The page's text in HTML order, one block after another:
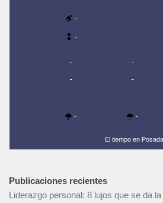
-
-
-
-
-
-
-
-
El tiempo en
Publicaciones recientes
Liderazgo personal: 8 lujos que se da